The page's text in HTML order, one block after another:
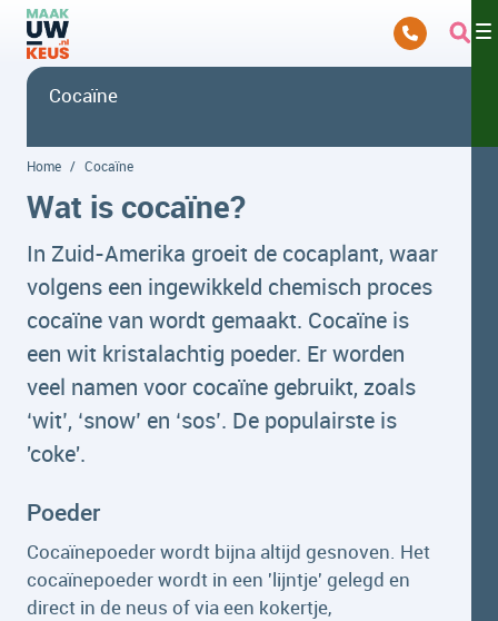
Overslaan en naar hoofdinhoud gaan
Cocaïne
Home Cocaïne
Wat is cocaïne?
In Zuid-Amerika groeit de cocaplant, waar
volgens een ingewikkeld chemisch proces
cocaïne van wordt gemaakt. Cocaïne is
een wit kristalachtig poeder. Er worden
veel namen voor cocaïne gebruikt, zoals
‘wit’, ‘snow’ en ‘sos’. De populairste is
'coke'.
Poeder
Cocaïnepoeder wordt bijna altijd gesnoven. Het
cocaïnepoeder wordt in een 'lijntje' gelegd en
direct in de neus of via een kokertje,